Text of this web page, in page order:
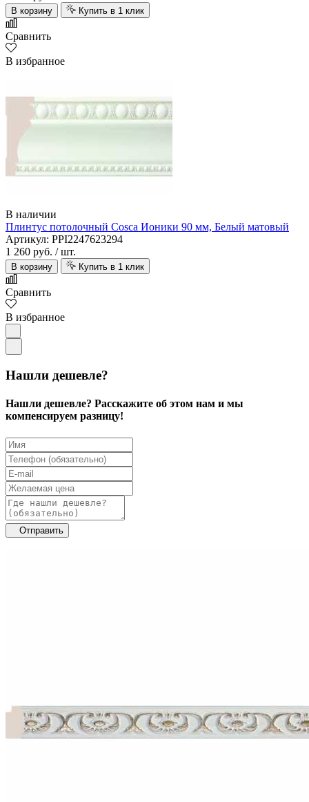
В корзину Купить в 1 клик
Сравнить
В избранное
В наличии
Плинтус потолочный Cosca Ионики 90 мм, Белый матовый
Артикул: PPI2247623294
1 260 руб. / шт.
В корзину Купить в 1 клик
Сравнить
В избранное
Нашли дешевле?
Нашли дешевле? Расскажите об этом нам и мы
компенсируем разницу!
Отправить